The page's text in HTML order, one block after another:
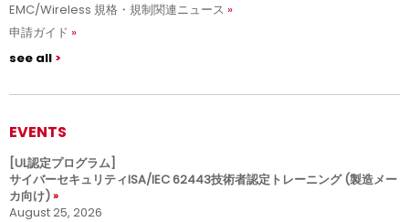
EMC/Wireless 規格・規制関連ニュース
申請ガイド
see all
EVENTS
[UL認定プログラム]
サイバーセキュリティISA/IEC 62443技術者認定トレーニング (製造メー
カ向け)
August 25, 2026